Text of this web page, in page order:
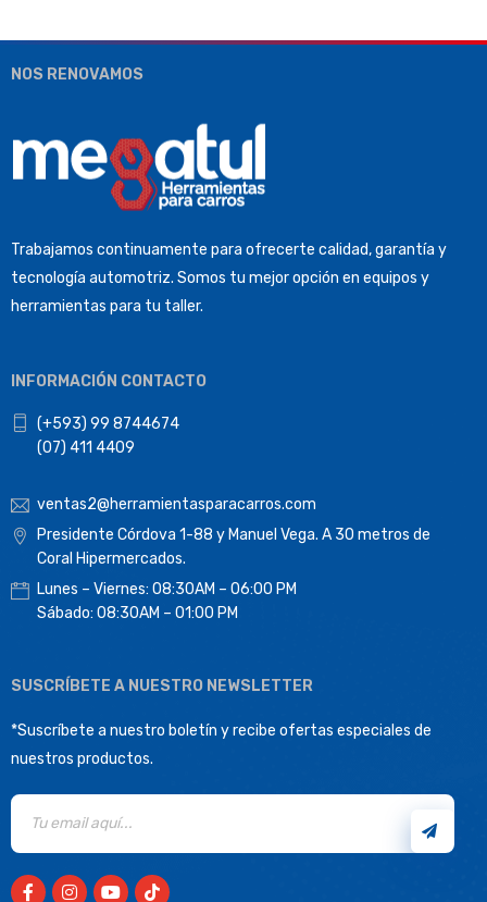
NOS RENOVAMOS
Trabajamos continuamente para ofrecerte calidad, garantía y
tecnología automotriz. Somos tu mejor opción en equipos y
herramientas para tu taller.
INFORMACIÓN CONTACTO
(+593) 99 8744674
(07) 411 4409
ventas2@herramientasparacarros.com
Presidente Córdova 1-88 y Manuel Vega. A 30 metros de
Coral Hipermercados.
Lunes – Viernes: 08:30AM – 06:00 PM
Sábado: 08:30AM – 01:00 PM
SUSCRÍBETE A NUESTRO NEWSLETTER
*Suscríbete a nuestro boletín y recibe ofertas especiales de
nuestros productos.